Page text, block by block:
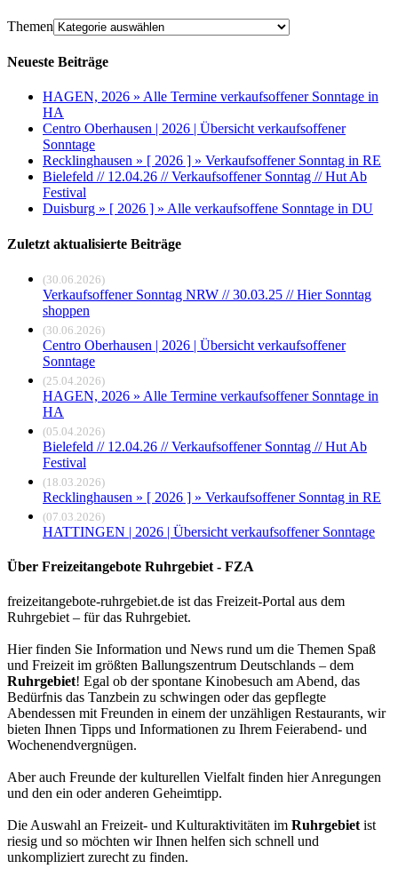
Themen
Neueste Beiträge
HAGEN, 2026 » Alle Termine verkaufsoffener Sonntage in
HA
Centro Oberhausen | 2026 | Übersicht verkaufsoffener
Sonntage
Recklinghausen » [ 2026 ] » Verkaufsoffener Sonntag in RE
Bielefeld // 12.04.26 // Verkaufsoffener Sonntag // Hut Ab
Festival
Duisburg » [ 2026 ] » Alle verkaufsoffene Sonntage in DU
Zuletzt aktualisierte Beiträge
(30.06.2026)
Verkaufsoffener Sonntag NRW // 30.03.25 // Hier Sonntag
shoppen
(30.06.2026)
Centro Oberhausen | 2026 | Übersicht verkaufsoffener
Sonntage
(25.04.2026)
HAGEN, 2026 » Alle Termine verkaufsoffener Sonntage in
HA
(05.04.2026)
Bielefeld // 12.04.26 // Verkaufsoffener Sonntag // Hut Ab
Festival
(18.03.2026)
Recklinghausen » [ 2026 ] » Verkaufsoffener Sonntag in RE
(07.03.2026)
HATTINGEN | 2026 | Übersicht verkaufsoffener Sonntage
Über Freizeitangebote Ruhrgebiet - FZA
freizeitangebote-ruhrgebiet.de ist das Freizeit-Portal aus dem
Ruhrgebiet – für das Ruhrgebiet.
Hier finden Sie Information und News rund um die Themen Spaß
und Freizeit im größten Ballungszentrum Deutschlands – dem
Ruhrgebiet! Egal ob der spontane Kinobesuch am Abend, das
Bedürfnis das Tanzbein zu schwingen oder das gepflegte
Abendessen mit Freunden in einem der unzähligen Restaurants, wir
bieten Ihnen Tipps und Informationen zu Ihrem Feierabend- und
Wochenendvergnügen.
Aber auch Freunde der kulturellen Vielfalt finden hier Anregungen
und den ein oder anderen Geheimtipp.
Die Auswahl an Freizeit- und Kulturaktivitäten im Ruhrgebiet ist
riesig und so möchten wir Ihnen helfen sich schnell und
unkompliziert zurecht zu finden.